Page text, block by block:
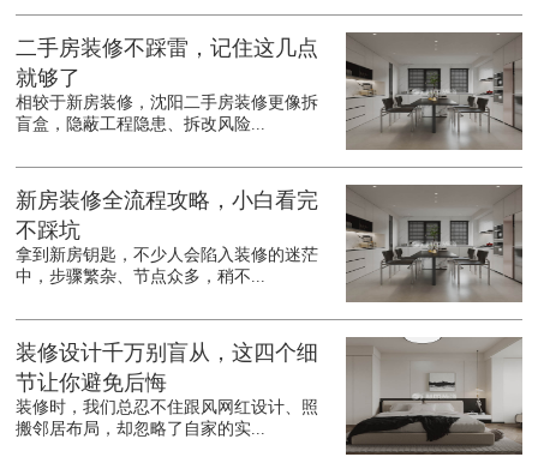
二手房装修不踩雷，记住这几点
就够了
相较于新房装修，沈阳二手房装修更像拆
盲盒，隐蔽工程隐患、拆改风险...
新房装修全流程攻略，小白看完
不踩坑
拿到新房钥匙，不少人会陷入装修的迷茫
中，步骤繁杂、节点众多，稍不...
装修设计千万别盲从，这四个细
节让你避免后悔
装修时，我们总忍不住跟风网红设计、照
搬邻居布局，却忽略了自家的实...